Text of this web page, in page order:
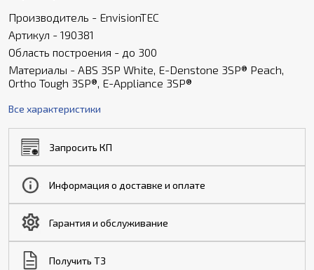
Производитель - EnvisionTEC
Артикул - 190381
Область построения - до 300
Материалы - ABS 3SP White, E-Denstone 3SP® Peach,
Ortho Tough 3SP®, E-Appliance 3SP®
Все характеристики
Запросить КП
Информация о доставке и оплате
Гарантия и обслуживание
Получить ТЗ